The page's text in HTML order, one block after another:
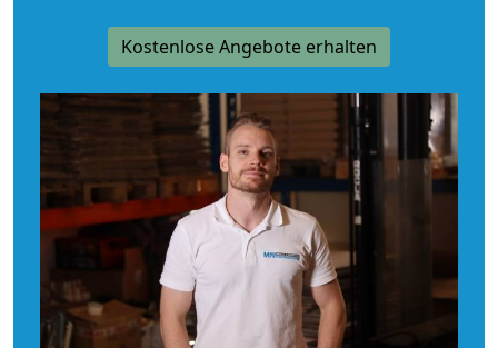
Kostenlose Angebote erhalten